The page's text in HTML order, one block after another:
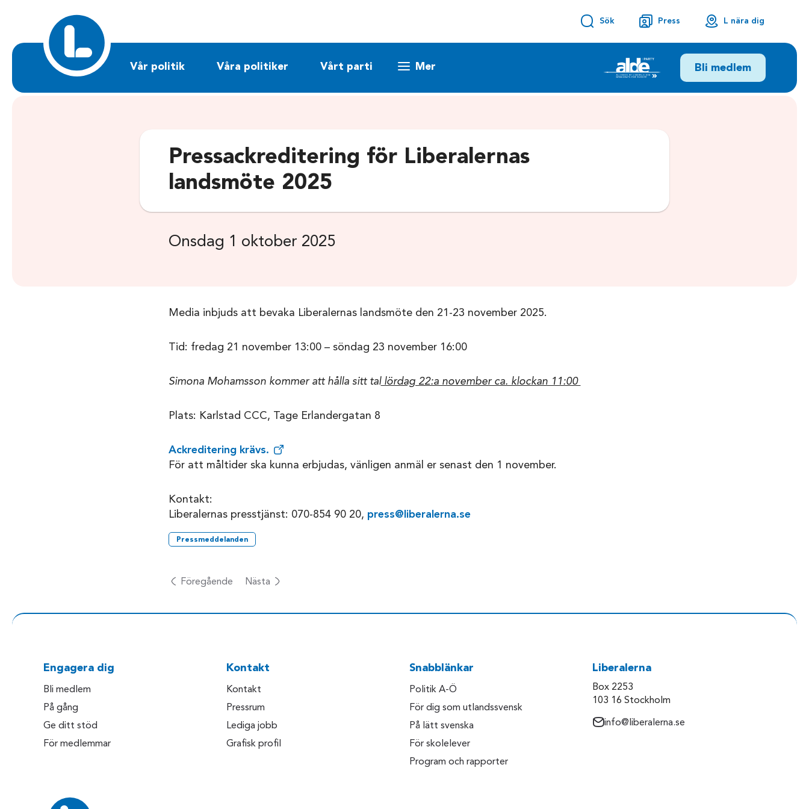
Sök Press L nära dig
Vår politik Våra politiker Vårt parti Mer Bli medlem
Pressackreditering för Liberalernas
landsmöte 2025
Onsdag 1 oktober 2025
Media inbjuds att bevaka Liberalernas landsmöte den 21-23 november 2025.
Tid: fredag 21 november 13:00 – söndag 23 november 16:00
Simona Mohamsson kommer att hålla sitt tallördag 22:a november ca. klockan 11:00
Plats: Karlstad CCC, Tage Erlandergatan 8
Ackreditering krävs.
För att måltider ska kunna erbjudas, vänligen anmäl er senast den 1 november.
Kontakt:
Liberalernas presstjänst: 070-854 90 20, press@liberalerna.se
Pressmeddelanden
Föregående Nästa
Engagera dig
Bli medlem
På gång
Ge ditt stöd
För medlemmar
Kontakt
Kontakt
Pressrum
Lediga jobb
Grafisk profil
Snabblänkar
Politik A-Ö
För dig som utlandssvensk
På lätt svenska
För skolelever
Program och rapporter
Liberalerna
Box 2253
103 16 Stockholm
info@liberalerna.se